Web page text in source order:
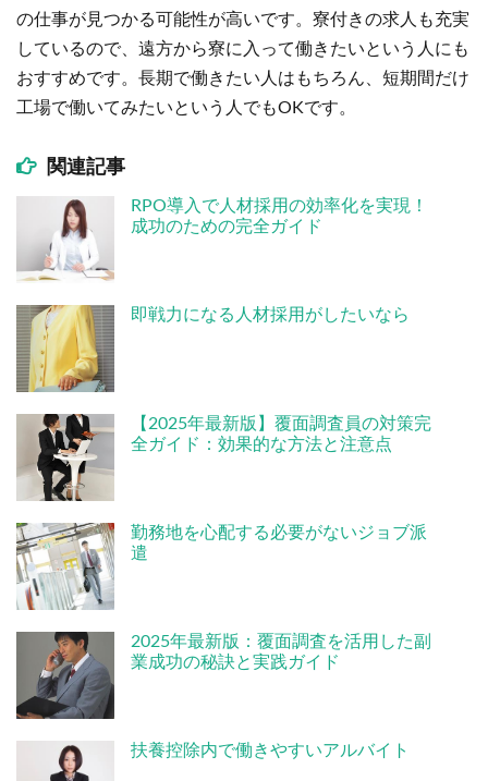
の仕事が見つかる可能性が高いです。寮付きの求人も充実
しているので、遠方から寮に入って働きたいという人にも
おすすめです。長期で働きたい人はもちろん、短期間だけ
工場で働いてみたいという人でもOKです。
関連記事
RPO導入で人材採用の効率化を実現！
成功のための完全ガイド
即戦力になる人材採用がしたいなら
【2025年最新版】覆面調査員の対策完
全ガイド：効果的な方法と注意点
勤務地を心配する必要がないジョブ派
遣
2025年最新版：覆面調査を活用した副
業成功の秘訣と実践ガイド
扶養控除内で働きやすいアルバイト